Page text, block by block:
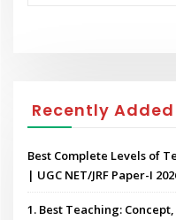
Recently Added
Best Complete Levels of
| UGC NET/JRF Paper-I
1. Best Teaching: